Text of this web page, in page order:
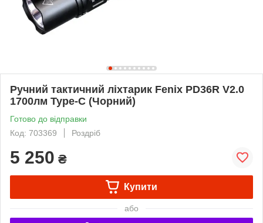
Ручний тактичний ліхтарик Fenix PD36R V2.0
1700лм Type-C (Чорний)
Готово до відправки
Код: 703369
Роздріб
5 250 ₴
Купити
або